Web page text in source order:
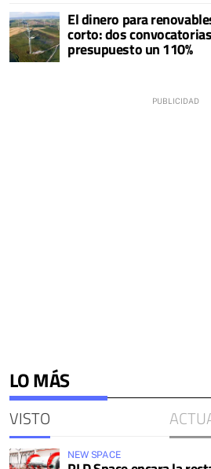
El dinero para
corto: dos
presupuesto un 110%
LO MÁS
VISTO
NEW SPACE